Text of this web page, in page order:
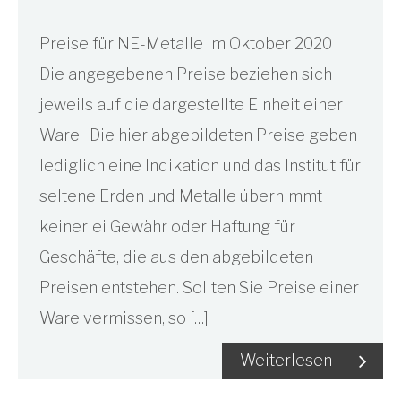
Preise für NE-Metalle im Oktober 2020
Die angegebenen Preise beziehen sich
jeweils auf die dargestellte Einheit einer
Ware. Die hier abgebildeten Preise geben
lediglich eine Indikation und das Institut für
seltene Erden und Metalle übernimmt
keinerlei Gewähr oder Haftung für
Geschäfte, die aus den abgebildeten
Preisen entstehen. Sollten Sie Preise einer
Ware vermissen, so […]
Weiterlesen